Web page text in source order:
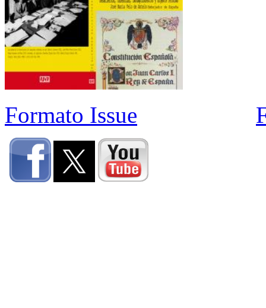
Formato Issue